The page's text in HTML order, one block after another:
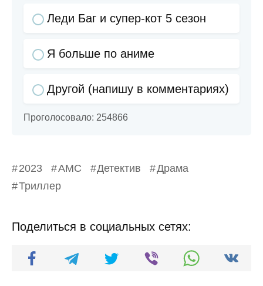
Леди Баг и супер-кот 5 сезон
Я больше по аниме
Другой (напишу в комментариях)
Проголосовало: 254866
2023 AMC Детектив
Драма
Триллер
Поделиться в социальных сетях: